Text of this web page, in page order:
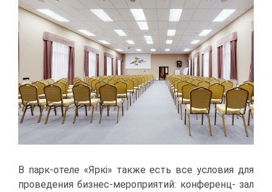
В парк-оте­ле «Яр­кi» та­к­же есть все усло­вия для
про­ве­де­ния биз­нес-ме­ро­при­я­тий: кон­фе­ренц- зал